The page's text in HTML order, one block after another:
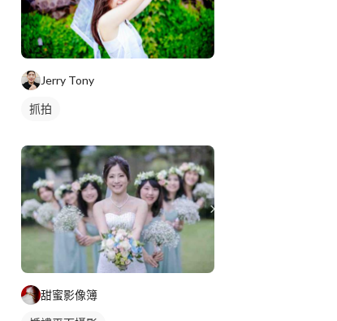
Jerry Tony
抓拍
甜蜜影像簿